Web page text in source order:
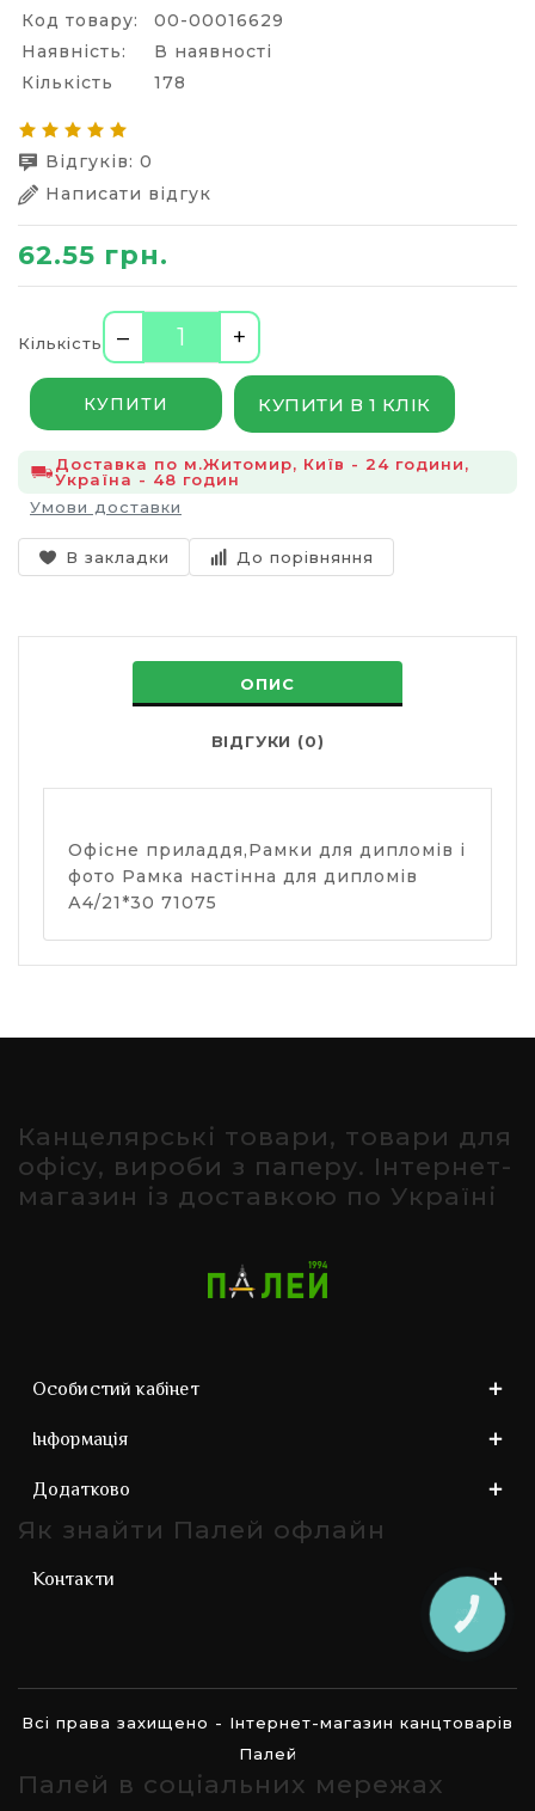
Код товару:
00-00016629
Наявність:
В наявності
Кількість
178
Відгуків: 0
Написати відгук
62.55 грн.
Кількість – +
КУПИТИ КУПИТИ В 1 КЛІК
Доставка по м.Житомир, Київ - 24 години,
Україна - 48 годин
Умови доставки
В закладки До порівняння
ОПИС
ВІДГУКИ (0)
Офісне приладдя,Рамки для дипломів і
фото Рамка настінна для дипломів
А4/21*30 71075
Канцелярські товари, товари для
офісу, вироби з паперу. Інтернет-
магазин із доставкою по Україні
Особистий кабінет
Інформація
Додатково
Як знайти Палей офлайн
Контакти
Всі права захищено - Інтернет-магазин канцтоварів
Палей
Палей в соціальних мережах
КНОПКА
ЗВ'ЯЗКУ